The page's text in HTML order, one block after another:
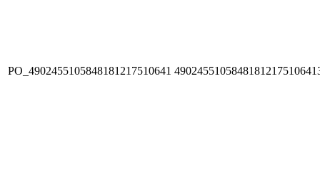
PO_4902455105848181217510641